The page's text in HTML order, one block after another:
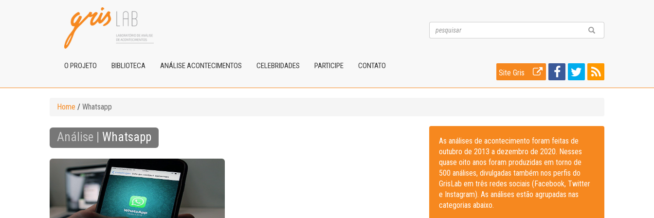
O PROJETO BIBLIOTECA ANÁLISE ACONTECIMENTOS CELEBRIDADES PARTICIPE CONTATO
Site Gris
Home / Whatsapp
Análise | Whatsapp
As análises de acontecimento foram feitas de
outubro de 2013 a dezembro de 2020. Nesses
quase oito anos foram produzidas em torno de
500 análises, divulgadas também nos perfis do
GrisLab em três redes sociais (Facebook, Twitter
e Instagram). As análises estão agrupadas nas
categorias abaixo.